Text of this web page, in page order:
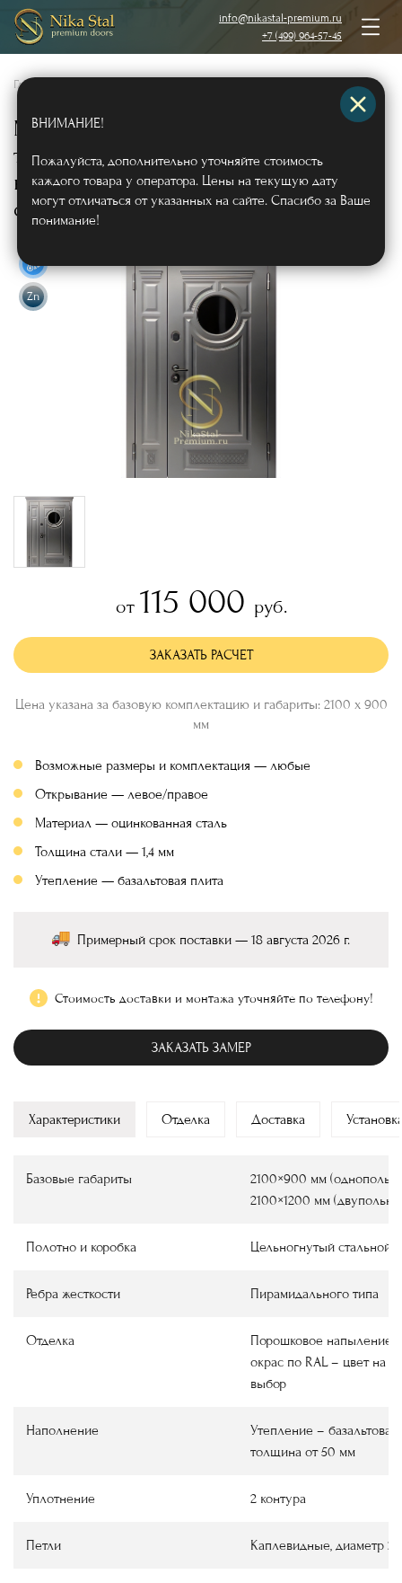
info@nikastal-premium.ru
+7 (499) 964-57-45
Главная Двери с отделкой МДФ
Металлическая полуторная
термодверь с круглым стеклом и
карнизом (отделка – плиты МДФ RAL
серого цвета с багетом)
Zn
от 115 000 руб.
ЗАКАЗАТЬ РАСЧЕТ
Цена указана за базовую комплектацию и габариты: 2100 х 900
мм
Возможные размеры и комплектация — любые
Открывание — левое/правое
Материал — оцинкованная сталь
Толщина стали — 1,4 мм
Утепление — базальтовая плита
Примерный срок поставки — 18 августа 2026 г.
Стоимость доставки и монтажа уточняйте по телефону!
ЗАКАЗАТЬ ЗАМЕР
Характеристики Отделка Доставка
Базовые габариты
2100×900 мм
2100×1200 мм
Полотно и коробка Цельногнутый стальной
Ребра жесткости Пирамидального типа
Отделка Порошковое напыление
окрас по RAL– цвет на
выбор
Наполнение Утепление – базальтовая
толщина от 50 мм
Уплотнение 2 контура
Петли Каплевидные, диаметр
ВНИМАНИЕ!
Пожалуйста, дополнительно уточняйте стоимость
каждого товара у оператора. Цены на текущую дату
могут отличаться от указанных на сайте. Спасибо за Ваше
понимание!